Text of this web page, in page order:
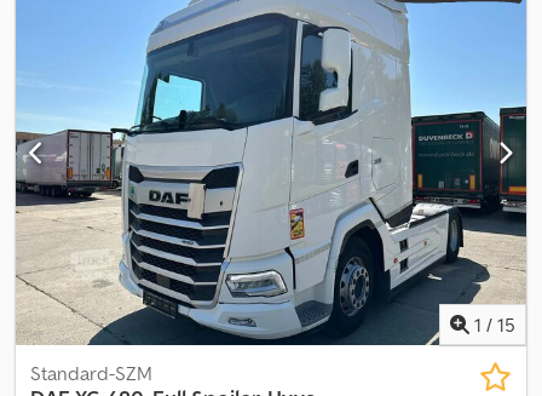
stabilitásprogram (ESP), kompresszor, koromszűrő,
légkondicionálás, ABS, ASR, Euro 6,
légkondicionáló/klímaberendezés hidraulikus rendszer Csdpfezq
1 / 15
Standard-SZM